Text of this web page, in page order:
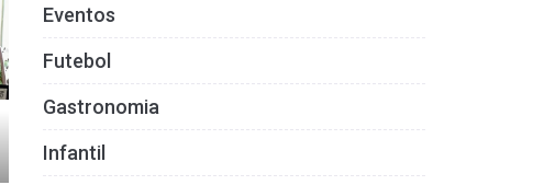
Eventos
Futebol
Gastronomia
Infantil